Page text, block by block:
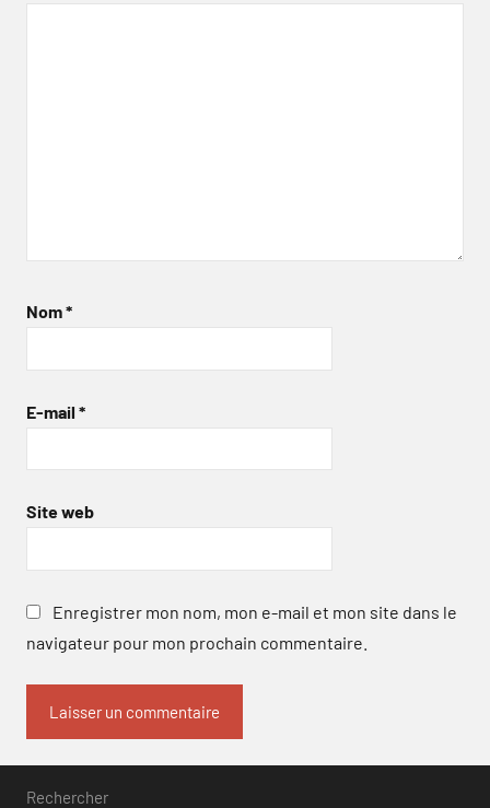
Nom*
E-mail *
Site web
Enregistrer mon nom, mon e-mail et mon site dans le
navigateur pour mon prochain commentaire.
Rechercher